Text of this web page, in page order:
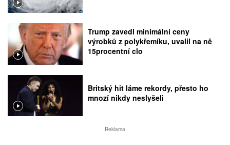
Trump zavedl minimální ceny
výrobků z polykřemíku, uvalil na ně
15procentní clo
Britský hit láme rekordy, přesto ho
mnozí nikdy neslyšeli
Reklama